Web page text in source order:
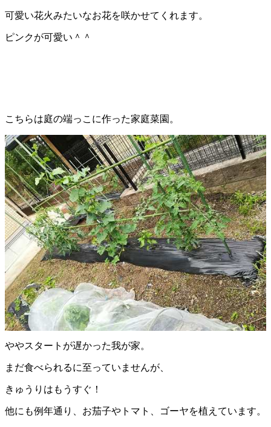
可愛い花火みたいなお花を咲かせてくれます。
ピンクが可愛い＾＾
こちらは庭の端っこに作った家庭菜園。
ややスタートが遅かった我が家。
まだ食べられるに至っていませんが、
きゅうりはもうすぐ！
他にも例年通り、お茄子やトマト、ゴーヤを植えています。